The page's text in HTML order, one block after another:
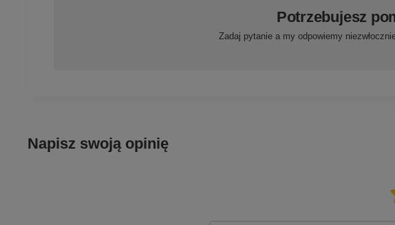
Potrzebujesz
Zadaj pytanie a my odpowiemy
Napisz swoją opinię